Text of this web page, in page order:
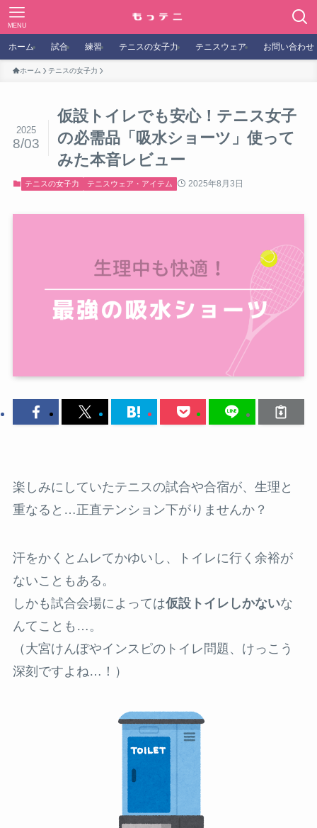
MENU
ホーム 試合 練習 テニスの女子力 テニスウェア お問い合わせ
ホーム テニスの女子力
仮設トイレでも安心！テニス女子
の必需品「吸水ショーツ」使って
みた本音レビュー
2025
8/03
テニスの女子力 テニスウェア・アイテム 2025年8月3日
楽しみにしていたテニスの試合や合宿が、生理と
重なると…正直テンション下がりませんか？
汗をかくとムレてかゆいし、トイレに行く余裕が
ないこともある。
しかも試合会場によっては仮設トイレしかないな
んてことも…。
（大宮けんぽやインスピのトイレ問題、けっこう
深刻ですよね…！）